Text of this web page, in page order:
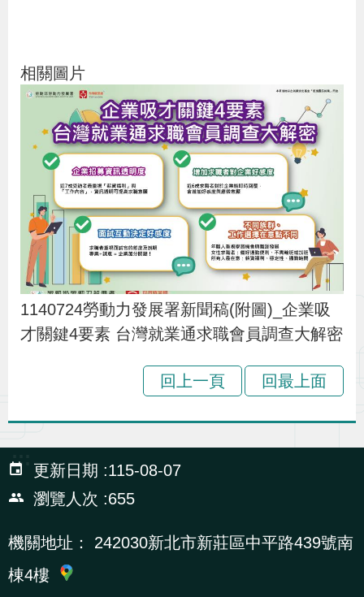
相關圖片
1140724勞動力發展署新聞稿(附圖)_企業吸
才關鍵4要素 台灣就業通求職會員調查大解密
回上一頁 回最上面
:::
更新日期
115-08-07
瀏覽人次
655
機關地址：
242030新北市新莊區中平路439號南
棟4樓